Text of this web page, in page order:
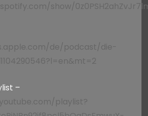
show/
de/podcast/die-
–
playlist?